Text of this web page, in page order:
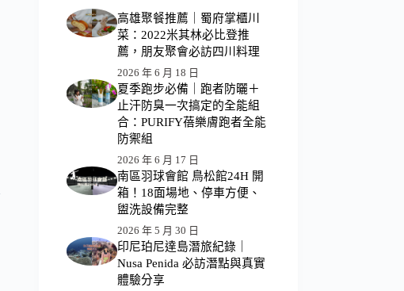
高雄聚餐推薦｜蜀府掌櫃川
菜：2022米其林必比登推
薦，朋友聚會必訪四川料理
2026 年 6 月 18 日
夏季跑步必備｜跑者防曬＋
止汗防臭一次搞定的全能組
合：PURIFY蓓樂膚跑者全能
防禦組
2026 年 6 月 17 日
南區羽球會館 鳥松館24H 開
箱！18面場地、停車方便、
盥洗設備完整
2026 年 5 月 30 日
印尼珀尼達島潛旅紀錄｜
Nusa Penida 必訪潛點與真實
體驗分享